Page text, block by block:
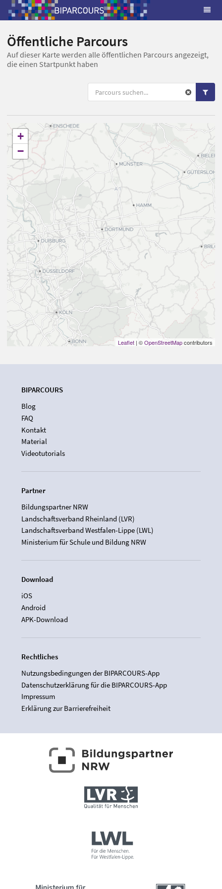
Öffentliche Parcours
Auf dieser Karte werden alle öffentlichen Parcours angezeigt,
die einen Startpunkt haben
+
−
Leaflet | ©OpenStreetMapcontributors
BIPARCOURS
Blog
FAQ
Kontakt
Material
Videotutorials
Partner
Bildungspartner NRW
Landschaftsverband Rheinland (LVR)
Landschaftsverband Westfalen-Lippe (LWL)
Ministerium für Schule und Bildung NRW
Download
iOS
Android
APK-Download
Rechtliches
Nutzungsbedingungen der BIPARCOURS-App
Datenschutzerklärung für die BIPARCOURS-App
Impressum
Erklärung zur Barrierefreiheit